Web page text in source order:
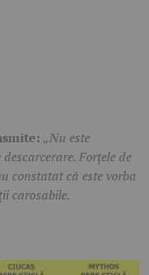
„Nu este
Forțele de
constatat că este vorba
carosabile.